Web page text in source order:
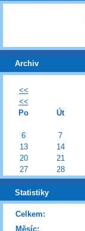
Archiv
<<
<<
Po
Út
6
7
13
14
20
21
27
28
Statistiky
Celkem:
Měsíc: